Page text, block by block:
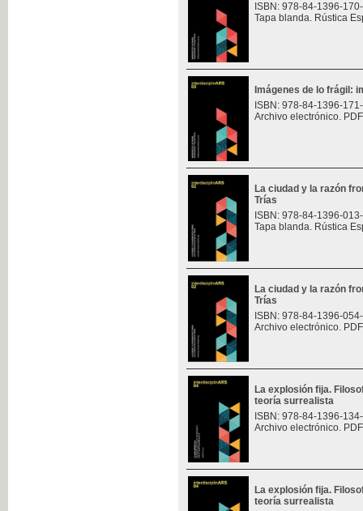
ISBN: 978-84-1396-
Tapa blanda. Rústica
Imágenes de lo frágil:
ISBN: 978-84-1396-
Archivo electrónico.
La ciudad y la razón
Trías
ISBN: 978-84-1396-
Tapa blanda. Rústica
La ciudad y la razón
Trías
ISBN: 978-84-1396-
Archivo electrónico.
La explosión fija.
teoría surrealista
ISBN: 978-84-1396-
Archivo electrónico.
La explosión fija.
teoría surrealista